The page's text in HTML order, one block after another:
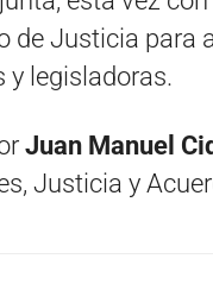
de Justicia para
y legisladoras.
Juan Manuel
Justicia y